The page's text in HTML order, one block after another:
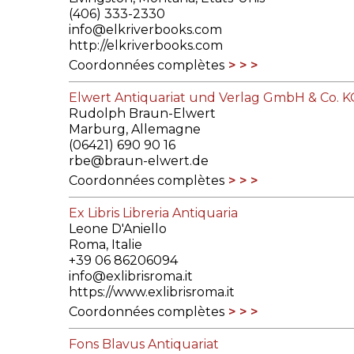
(406) 333-2330
info@elkriverbooks.com
http://elkriverbooks.com
Coordonnées complètes
Elwert Antiquariat und Verlag GmbH & Co.
Rudolph Braun-Elwert
Marburg, Allemagne
(06421) 690 90 16
rbe@braun-elwert.de
Coordonnées complètes
Ex Libris Libreria Antiquaria
Leone D'Aniello
Roma, Italie
+39 06 86206094
info@exlibrisroma.it
https://www.exlibrisroma.it
Coordonnées complètes
Fons Blavus Antiquariat